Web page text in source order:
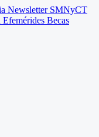
Newsletter SMNyCT
Efemérides Becas